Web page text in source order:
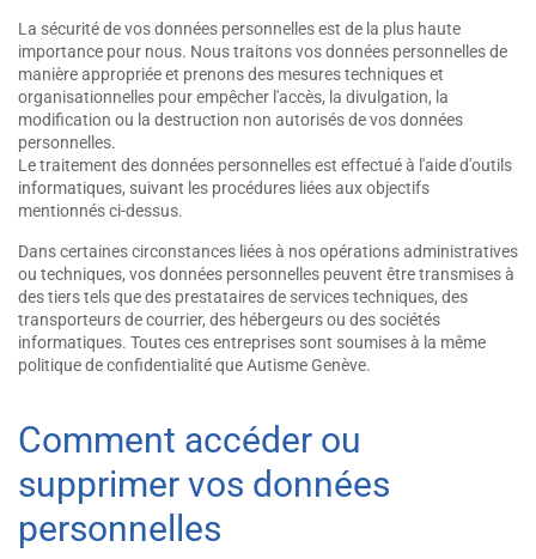
La sécurité de vos données personnelles est de la plus haute
importance pour nous. Nous traitons vos données personnelles de
manière appropriée et prenons des mesures techniques et
organisationnelles pour empêcher l'accès, la divulgation, la
modification ou la destruction non autorisés de vos données
personnelles.
Le traitement des données personnelles est effectué à l'aide d'outils
informatiques, suivant les procédures liées aux objectifs
mentionnés ci-dessus.
Dans certaines circonstances liées à nos opérations administratives
ou techniques, vos données personnelles peuvent être transmises à
des tiers tels que des prestataires de services techniques, des
transporteurs de courrier, des hébergeurs ou des sociétés
informatiques. Toutes ces entreprises sont soumises à la même
politique de confidentialité que Autisme Genève.
Comment accéder ou
supprimer vos données
personnelles